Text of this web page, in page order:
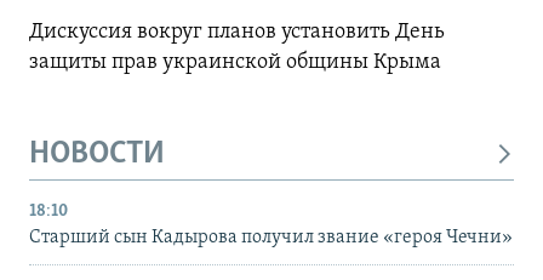
Дискуссия вокруг планов установить День
защиты прав украинской общины Крыма
НОВОСТИ
18:10
Старший сын Кадырова получил звание «героя Чечни»